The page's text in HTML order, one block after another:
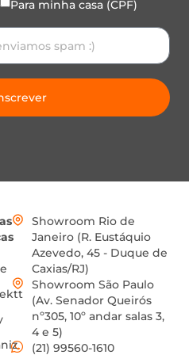
Para minha casa (CPF)
Showroom Rio de
Janeiro (R. Eustáquio
Azevedo, 45 - Duque de
Caxias/RJ)
Showroom São Paulo
(Av. Senador Queirós
nº305, 10º andar salas 3,
4 e 5)
(21) 99560-1610